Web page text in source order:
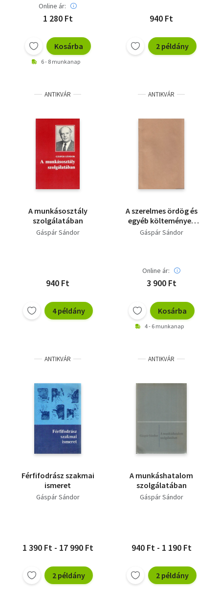
Online ár:
1 280 Ft
Kosárba
6 - 8 munkanap
940 Ft
2 példány
ANTIKVÁR
A munkásosztály
szolgálatában
Gáspár Sándor
940 Ft
4 példány
ANTIKVÁR
A szerelmes ördög és
egyéb költemények
(számozott, aláírt) -
Gáspár Sándor
Online ár:
3 900 Ft
Kosárba
4 - 6 munkanap
ANTIKVÁR
Férfifodrász szakmai
ismeret
Gáspár Sándor
1 390 Ft - 17 990 Ft
2 példány
ANTIKVÁR
A munkáshatalom
szolgálatában
Gáspár Sándor
940 Ft - 1 190 Ft
2 példány